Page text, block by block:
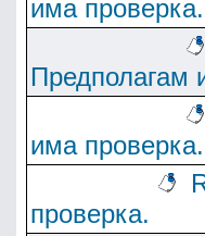
има проверка.
Предполагам
има проверка.
проверка.